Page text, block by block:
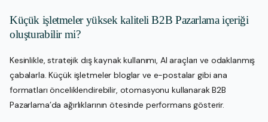
Küçük işletmeler yüksek kaliteli B2B Pazarlama içeriği
oluşturabilir mi?
Kesinlikle, stratejik dış kaynak kullanımı, AI araçları ve odaklanmış
çabalarla. Küçük işletmeler bloglar ve e-postalar gibi ana
formatları önceliklendirebilir, otomasyonu kullanarak B2B
Pazarlama’da ağırlıklarının ötesinde performans gösterir.